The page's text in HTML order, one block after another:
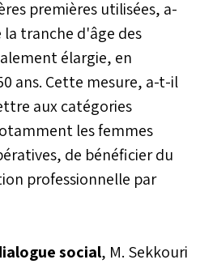
premières utilisées, a-
tranche d'âge des
élargie, en
ans. Cette mesure, a-t-il
aux catégories
les femmes
de bénéficier du
professionnelle par
social, M. Sekkouri